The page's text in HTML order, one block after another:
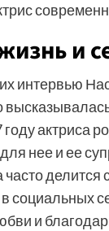
и
интервью
актриса
нее и ее
делится
социальных
и